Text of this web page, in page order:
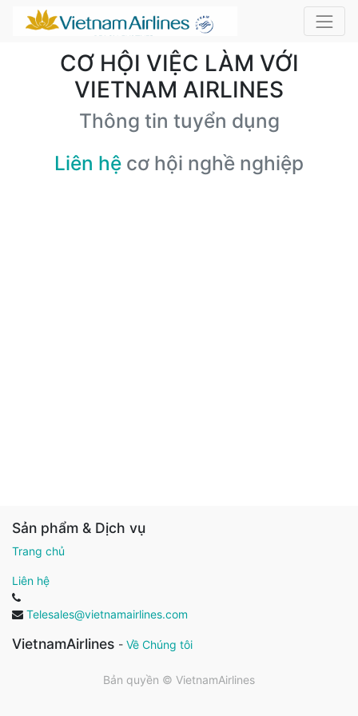
CƠ HỘI VIỆC LÀM VỚI
VIETNAM AIRLINES
Thông tin tuyển dụng
Liên hệ cơ hội nghề nghiệp
Sản phẩm & Dịch vụ
Trang chủ
Liên hệ
Telesales@vietnamairlines.com
VietnamAirlines - Về Chúng tôi
Bản quyền © VietnamAirlines